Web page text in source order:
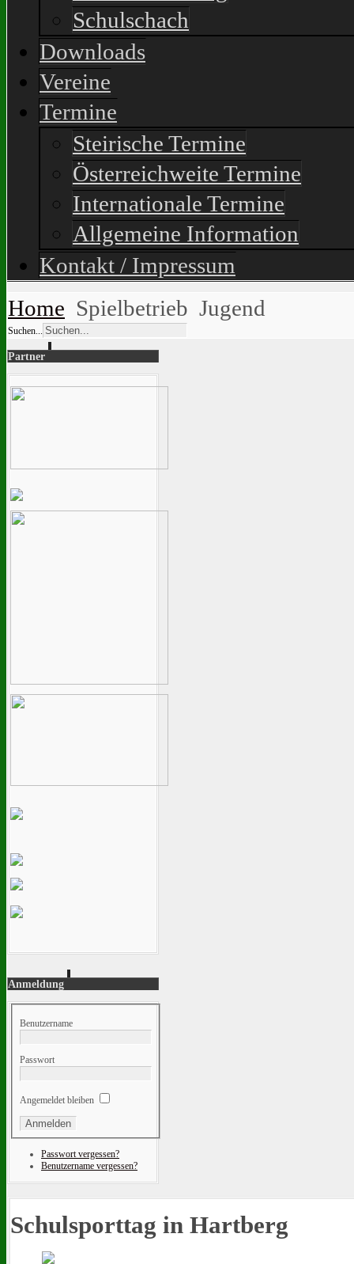
Schulschach
Downloads
Vereine
Termine
Steirische Termine
Österreichweite Termine
Internationale Termine
Allgemeine Information
Kontakt / Impressum
Home Spielbetrieb Jugend
Suchen...
Partner
Anmeldung
Benutzername
Passwort
Angemeldet bleiben
Passwort vergessen?
Benutzername vergessen?
Schulsporttag in Hartberg